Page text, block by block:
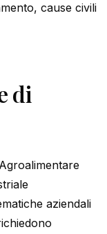
cause civili
di
aziendali